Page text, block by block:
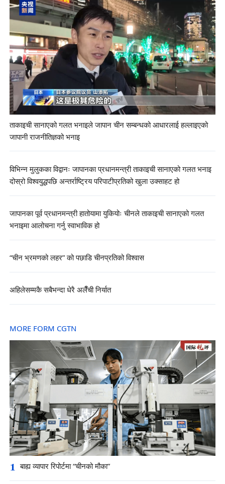
ताकाइची सानाएको गलत भनाइले जापान चीन सम्बन्धको आधारलाई हल्लाइएको
जापानी राजनीतिज्ञको भनाइ
विभिन्न मुलुकका विद्वानः जापानका प्रधानमन्त्री ताकाइची सानाएको गलत भनाइ
दोस्रो विश्वयुद्धपछि अन्तर्राष्ट्रिय परिपाटीप्रतिको खुला उक्साहट हो
जापानका पूर्व प्रधानमन्त्री हातोयामा युकियोः चीनले ताकाइची सानाएको गलत
भनाइमा आलोचना गर्नु स्वाभाविक हो
“चीन भ्रमणको लहर” को पछाडि चीनप्रतिको विश्वास
अहिलेसम्मकै सबैभन्दा धेरै अलैँची निर्यात
MORE FORM CGTN
1 बाह्य व्यापार रिपोर्टमा “चीनको मौका”